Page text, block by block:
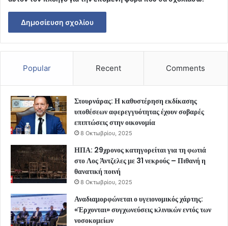
Popular Recent Comments
Στουρνάρας: Η καθυστέρηση εκδίκασης
υποθέσεων αφερεγγυότητας έχουν σοβαρές
επιπτώσεις στην οικονομία
8 Οκτωβρίου, 2025
ΗΠΑ: 29χρονος κατηγορείται για τη φωτιά
στο Λος Άντζελες με 31 νεκρούς – Πιθανή η
θανατική ποινή
8 Οκτωβρίου, 2025
Αναδιαμορφώνεται ο υγειονομικός χάρτης:
«Έρχονται» συγχωνεύσεις κλινικών εντός των
νοσοκομείων